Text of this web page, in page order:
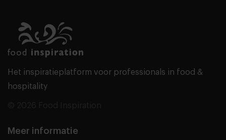
Het inspiratieplatform voor professionals in food &
hospitality
Meer informatie